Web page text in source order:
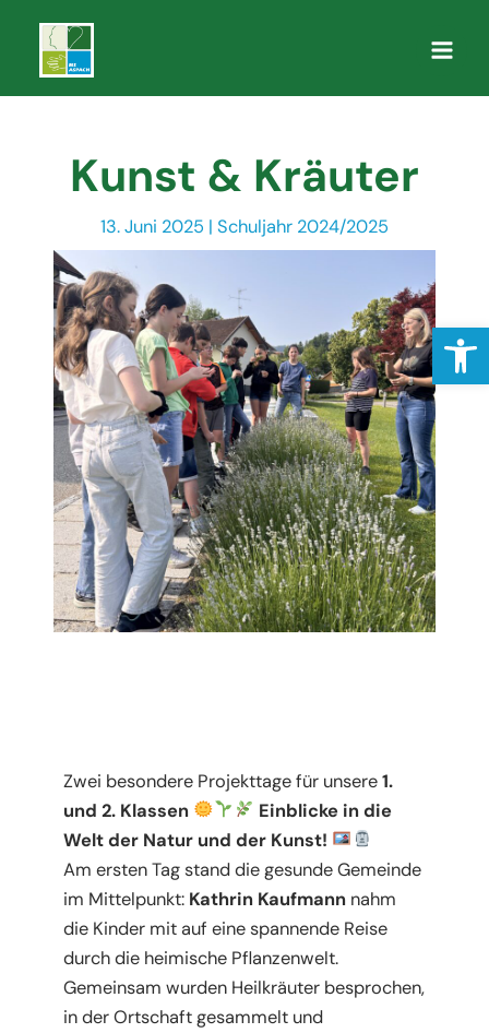
springen
Kunst & Kräuter
13. Juni 2025 | Schuljahr 2024/2025
Zwei besondere Projekttage für unsere1.
und 2. Klassen
Einblicke in die
Welt der Natur und der Kunst!
Am ersten Tag stand die gesunde Gemeinde
im Mittelpunkt: Kathrin Kaufmann nahm
die Kinder mit auf eine spannende Reise
durch die heimische Pflanzenwelt.
Gemeinsam wurden Heilkräuter besprochen,
in der Ortschaft gesammelt und